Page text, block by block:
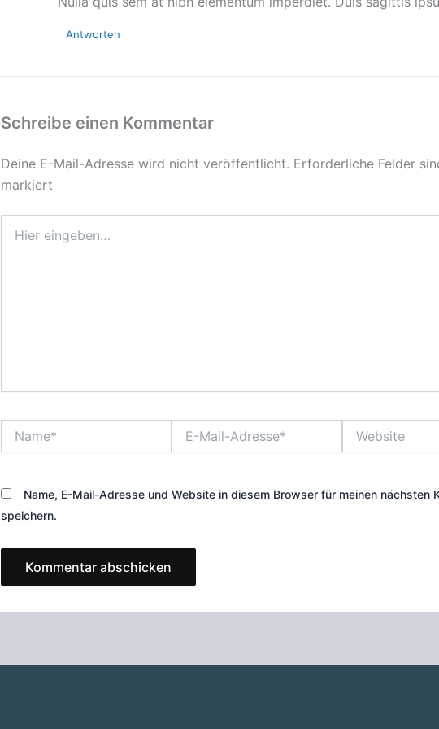
Antworten
Schreibe einen Kommentar
Deine E-Mail-Adresse wird nicht veröffentlicht. Erforderliche Felder
markiert
eingeben…
Mail-
Name, E-Mail-Adresse und Website in diesem Browser für meinen nächsten
speichern.